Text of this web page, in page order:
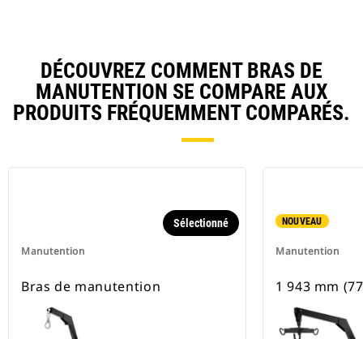
DÉCOUVREZ COMMENT BRAS DE
MANUTENTION SE COMPARE AUX
PRODUITS FRÉQUEMMENT COMPARÉS.
Manutention
Sélectionné
Bras de manutention
NOUVEAU
Manutention
1 943 mm